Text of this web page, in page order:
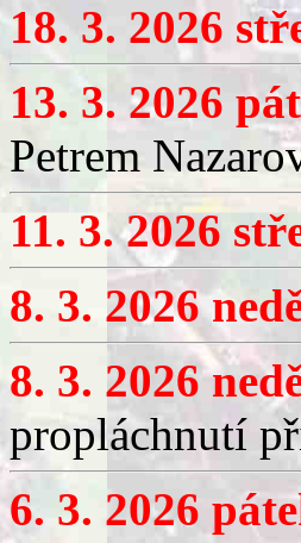
18. 3. 2026
13. 3. 2026
Petrem
11. 3. 2026
8. 3. 2026
8. 3. 2026
propláchnutí
6. 3. 2026